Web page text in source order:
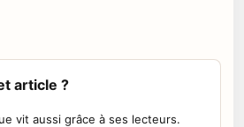
article ?
vit aussi grâce à ses lecteurs.